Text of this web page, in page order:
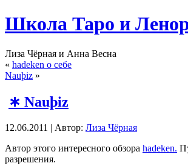
Школа Таро и
Лиза Чёрная и Анна Весна
« hadeken о себе
Nauþiz »
∗ Nauþiz
12.06.2011 | Автор: Лиза Чёрная
Автор этого интересного обзора hadeken.
разрешения.